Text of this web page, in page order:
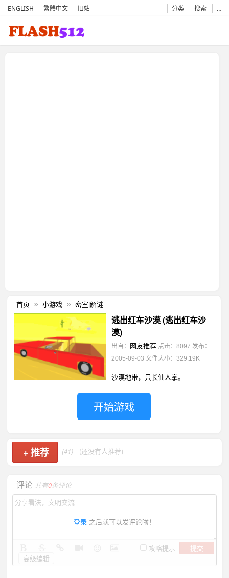
ENGLISH 繁體中文 旧站 分类 搜索 …
首页 » 小游戏 » 密室|解谜
逃出红车沙漠 (逃出红车沙
漠)
出自： 网友推荐 点击：8097 发布：
2005-09-03 文件大小：329.19K
沙漠地带，只长仙人掌。
开始游戏
+推荐 (41) (还没有人推荐)
评论 共有0条评论
登录 之后就可以发评论啦！
攻略提示
提交
高级编辑